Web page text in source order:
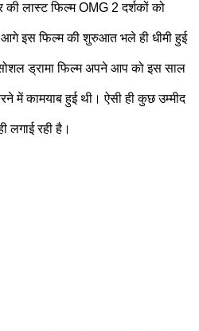
लास्ट फिल्म OMG 2 दर्शकों को
इस फिल्म की शुरुआत भले ही धीमी हुई
ड्रामा फिल्म अपने आप को इस साल
में कामयाब हुई थी। ऐसी ही कुछ उम्मीद
लगाई रही है।